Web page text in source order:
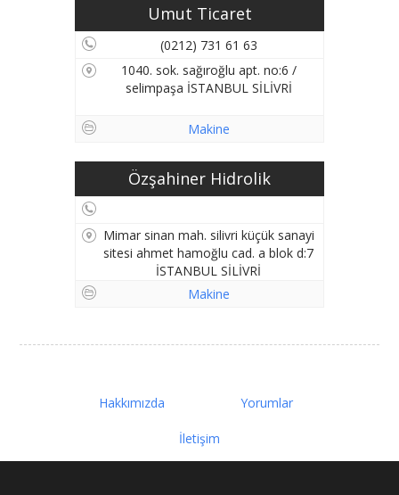
Umut Ticaret
(0212) 731 61 63
1040. sok. sağıroğlu apt. no:6 /
selimpaşa İSTANBUL SİLİVRİ
Makine
Özşahiner Hidrolik
Mimar sinan mah. silivri küçük sanayi
sitesi ahmet hamoğlu cad. a blok d:7
İSTANBUL SİLİVRİ
Makine
Hakkımızda Yorumlar
İletişim